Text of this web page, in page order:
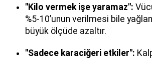
"Kilo vermek işe yaramaz":
%5-10’unun verilmesi bile
büyük ölçüde azaltır.
"Sadece karaciğeri etkiler":